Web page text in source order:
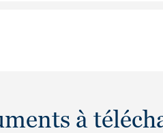
à